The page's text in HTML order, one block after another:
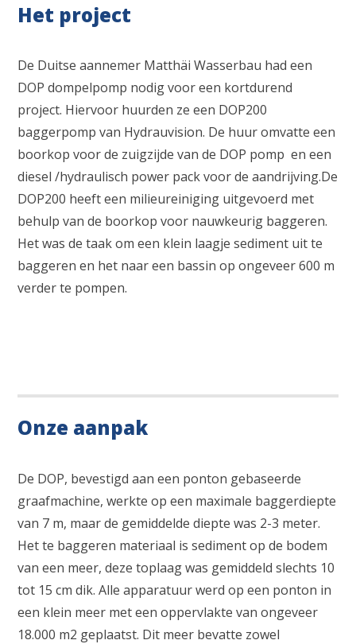
Het project
De Duitse aannemer Matthäi Wasserbau had een
DOP dompelpomp nodig voor een kortdurend
project. Hiervoor huurden ze een DOP200
baggerpomp van Hydrauvision. De huur omvatte een
boorkop voor de zuigzijde van de DOP pomp en een
diesel /hydraulisch power pack voor de aandrijving.De
DOP200 heeft een milieureiniging uitgevoerd met
behulp van de boorkop voor nauwkeurig baggeren.
Het was de taak om een ​​klein laagje sediment uit te
baggeren en het naar een bassin op ongeveer 600 m
verder te pompen.
Onze aanpak
De DOP, bevestigd aan een ponton gebaseerde
graafmachine, werkte op een maximale baggerdiepte
van 7 m, maar de gemiddelde diepte was 2-3 meter.
Het te baggeren materiaal is sediment op de bodem
van een meer, deze toplaag was gemiddeld slechts 10
tot 15 cm dik. Alle apparatuur werd op een ponton in
een klein meer met een oppervlakte van ongeveer
18.000 m2 geplaatst. Dit meer bevatte zowel